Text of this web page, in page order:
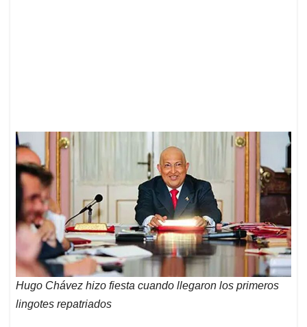
Hugo Chávez hizo fiesta cuando llegaron los primeros
lingotes repatriados